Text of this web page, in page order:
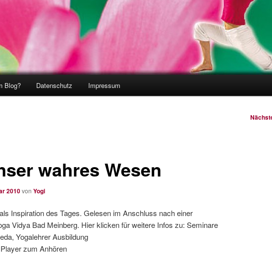
Blog? Datenschutz Impressum
wahres Wesen
2010von Yogi
Inspiration des Tages. Gelesen im Anschluss nach einer
Vidya Bad Meinberg. Hier klicken für weitere Infos zu: Seminare
Yogalehrer Ausbildung
zum Anhören